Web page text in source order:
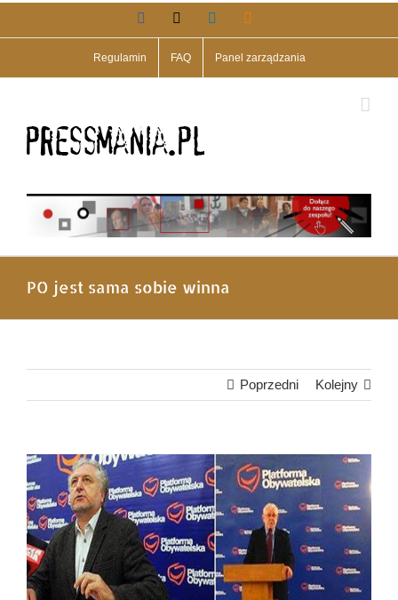
Facebook LinkedIn
Regulamin FAQ Panel zarządzania
PO jest sama sobie winna
Poprzedni Kolejny
Pokaż
większy
obrazek